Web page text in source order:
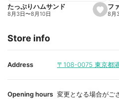
e
s
e
i
t
たっぷりハムサンド
8月3日〜8月10日
フ
8月
Store info
Address 〒108-0075 東京都
Opening hours 変更となる場合がご